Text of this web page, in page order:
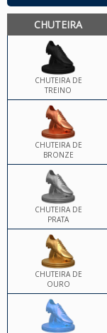
CHUTEIRA
CHUTEIRA DE
TREINO
CHUTEIRA DE
BRONZE
CHUTEIRA DE
PRATA
CHUTEIRA DE
OURO